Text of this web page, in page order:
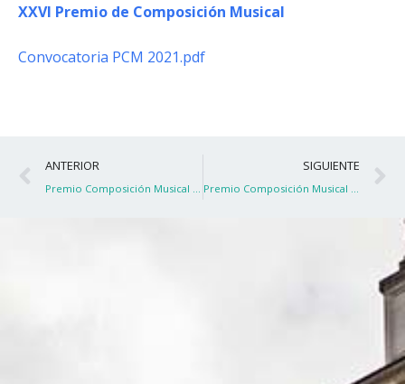
XXVI Premio de Composición Musical
Convocatoria PCM 2021.pdf
Ant
ANTERIOR SIGUIENTE